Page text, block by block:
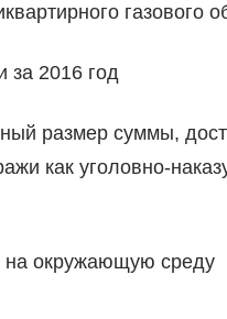
газового
за 2016 год
размер суммы,
как уголовно-
на окружающую среду